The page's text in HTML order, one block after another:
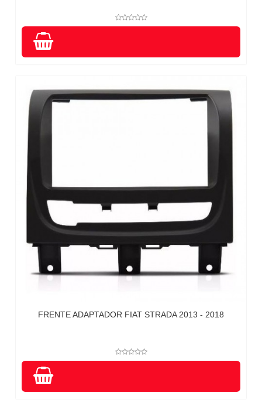
FRENTE ADAPTADOR FIAT STRADA 2013 - 2018